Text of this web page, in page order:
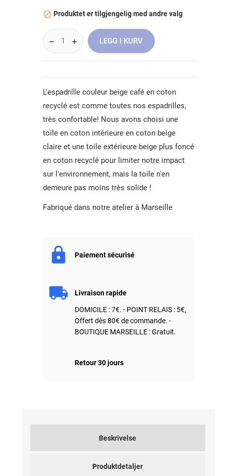
 Produktet er tilgjengelig med andre valg
LEGG I KURV
L'espadrille couleur beige café en coton
recyclé est comme toutes nos espadrilles,
très confortable! Nous avons choisi une
toile en coton intérieure en coton beige
claire et une toile extérieure beige plus foncé
en coton recyclé pour limiter notre impact
sur l'environnement, mais la toile n'en
demeure pas moins très solide !
Fabriqué dans notre atelier à Marseille
Paiement sécurisé
Livraison rapide
DOMICILE : 7€. - POINT RELAIS : 5€,
Offert dès 80€ de commande. -
BOUTIQUE MARSEILLE : Gratuit.
Retour 30 jours
Beskrivelse
Produktdetaljer